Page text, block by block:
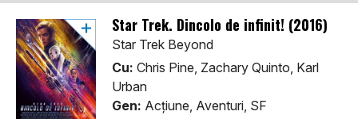
Star Trek. Dincolo de infinit! (2016)
Star Trek Beyond
Cu: Chris Pine, Zachary Quinto, Karl
Urban
Gen: Acţiune, Aventuri, SF